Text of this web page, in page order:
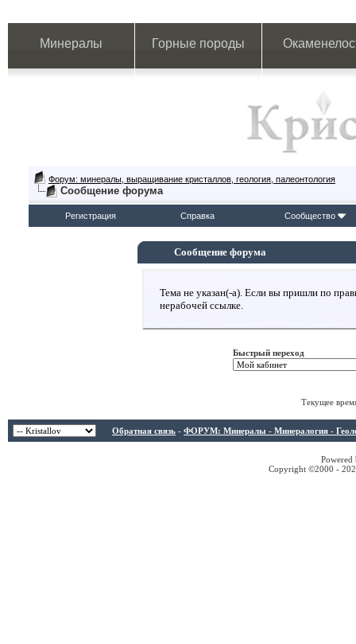
Минералы Горные породы
Форум: минералы, выращивание кристаллов, геология, палеонтология
Сообщение форума
Регистрация Справка Сообщество
Сообщение форума
Тема не указан(-а). Если вы пришли по
нерабочей ссылке.
Быстрый переход
Текущее
Обратная связь - ФОРУМ: Минералы - Минералогия -
Copyright ©2000 -